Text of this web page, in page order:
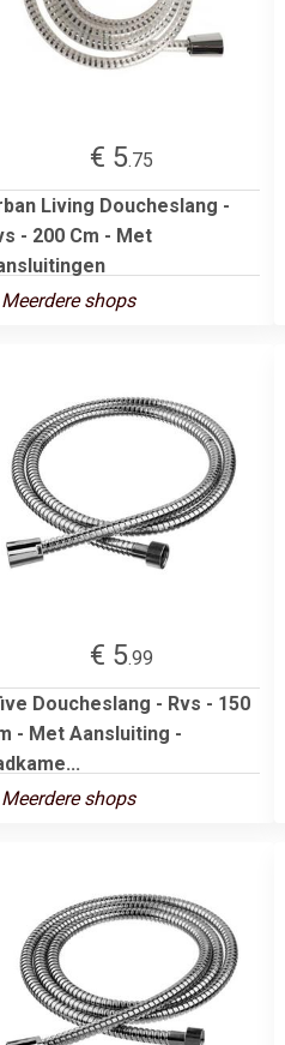
€ 5.75
Living Doucheslang -
- 200 Cm - Met
Meerdere shops
€ 5.99
Doucheslang - Rvs - 150
- Met Aansluiting -
Meerdere shops